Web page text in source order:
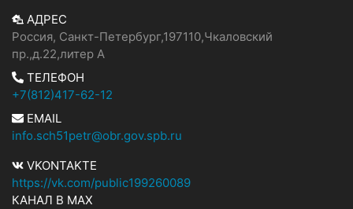
АДРЕС
Россия, Санкт-Петербург,197110,Чкаловский
пр.,д.22,литер А
ТЕЛЕФОН
+7(812)417-62-12
EMAIL
info.sch51petr@obr.gov.spb.ru
VKONTAKTE
https://vk.com/public199260089
КАНАЛ В MAX